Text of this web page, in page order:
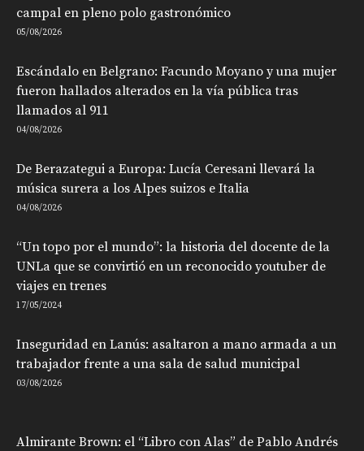
campal en pleno polo gastronómico
05/08/2026
Escándalo en Belgrano: Facundo Moyano y una mujer
fueron hallados alterados en la vía pública tras
llamados al 911
04/08/2026
De Berazategui a Europa: Lucía Ceresani llevará la
música surera a los Alpes suizos e Italia
04/08/2026
“Un topo por el mundo”: la historia del docente de la
UNLa que se convirtió en un reconocido youtuber de
viajes en trenes
17/05/2024
Inseguridad en Lanús: asaltaron a mano armada a un
trabajador frente a una sala de salud municipal
03/08/2026
Almirante Brown: el “Libro con Alas” de Pablo Andrés